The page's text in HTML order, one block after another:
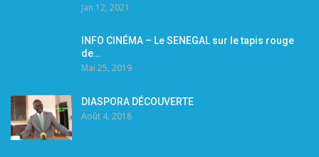
Jan 12, 2021
INFO CINÉMA – Le SENEGAL sur le tapis rouge
de…
Mai 25, 2019
DIASPORA DÉCOUVERTE
Août 4, 2018